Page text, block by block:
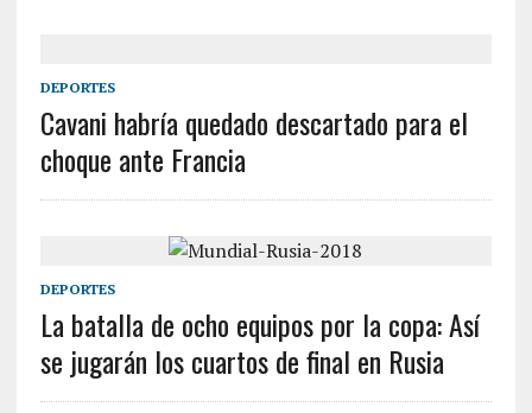
DEPORTES
Cavani habría quedado descartado para el
choque ante Francia
DEPORTES
La batalla de ocho equipos por la copa: Así
se jugarán los cuartos de final en Rusia